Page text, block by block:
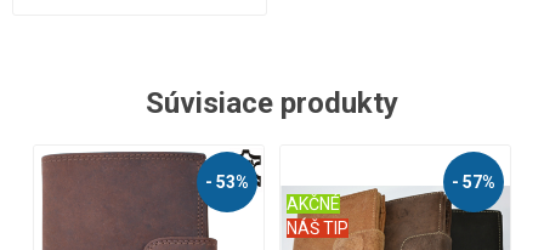
Súvisiace produkty
- 57%
NÁŠ TIP
AKČNÉ